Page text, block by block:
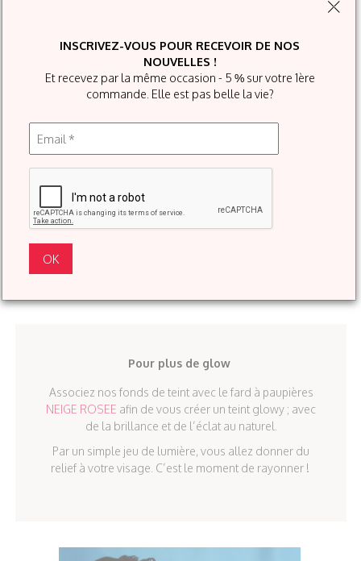
Pour plus de glow
Associez nos fonds de teint avec le fard à paupières
NEIGE ROSEE afin de vous créer un teint glowy ; avec
de la brillance et de l’éclat au naturel.
Par un simple jeu de lumière, vous allez donner du
relief à votre visage. C’est le moment de rayonner !
INSCRIVEZ-VOUS POUR RECEVOIR DE NOS
NOUVELLES !
Et recevez par la même occasion - 5 % sur votre 1ère
commande. Elle est pas belle la vie?